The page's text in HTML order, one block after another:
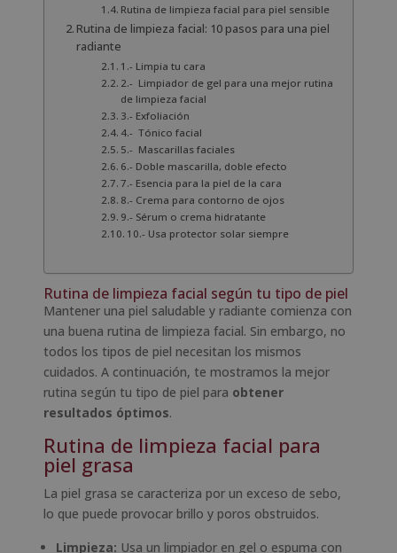
Rutina de limpieza facial para piel sensible
Rutina de limpieza facial: 10 pasos para una piel
radiante
1.- Limpia tu cara
2.- Limpiador de gel para una mejor rutina
de limpieza facial
3.- Exfoliación
4.- Tónico facial
5.- Mascarillas faciales
6.- Doble mascarilla, doble efecto
7.- Esencia para la piel de la cara
8.- Crema para contorno de ojos
9.- Sérum o crema hidratante
10.- Usa protector solar siempre
Rutina de limpieza facial según tu tipo de piel
Mantener una piel saludable y radiante comienza con
una buena rutina de limpieza facial. Sin embargo, no
todos los tipos de piel necesitan los mismos
cuidados. A continuación, te mostramos la mejor
rutina según tu tipo de piel para obtener
resultados óptimos.
Rutina de limpieza facial para
piel grasa
La piel grasa se caracteriza por un exceso de sebo,
lo que puede provocar brillo y poros obstruidos.
Limpieza: Usa un limpiador en gel o espuma con